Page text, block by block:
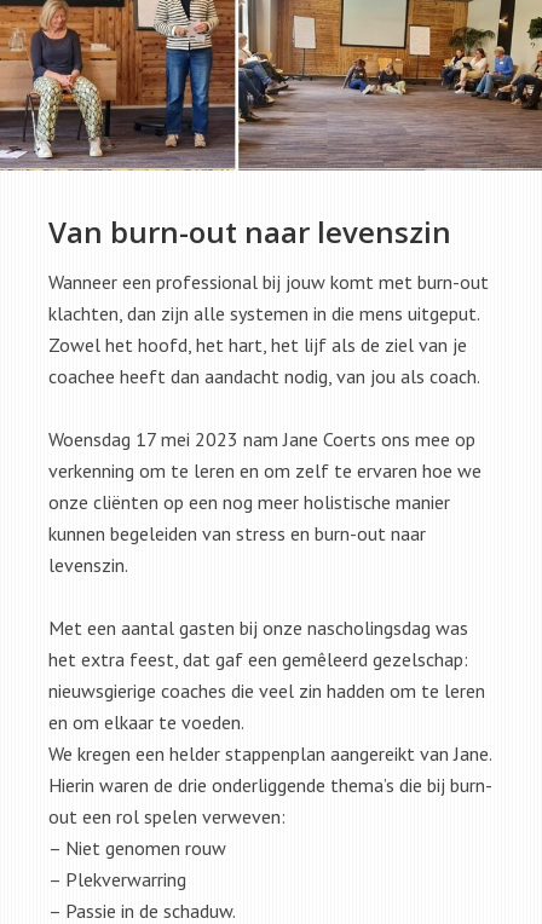
Van burn-out naar levenszin
Wanneer een professional bij jouw komt met burn-out
klachten, dan zijn alle systemen in die mens uitgeput.
Zowel het hoofd, het hart, het lijf als de ziel van je
coachee heeft dan aandacht nodig, van jou als coach.
Woensdag 17 mei 2023 nam Jane Coerts ons mee op
verkenning om te leren en om zelf te ervaren hoe we
onze cliënten op een nog meer holistische manier
kunnen begeleiden van stress en burn-out naar
levenszin.
Met een aantal gasten bij onze nascholingsdag was
het extra feest, dat gaf een gemêleerd gezelschap:
nieuwsgierige coaches die veel zin hadden om te leren
en om elkaar te voeden.
We kregen een helder stappenplan aangereikt van Jane.
Hierin waren de drie onderliggende thema’s die bij burn-
out een rol spelen verweven:
– Niet genomen rouw
– Plekverwarring
– Passie in de schaduw.